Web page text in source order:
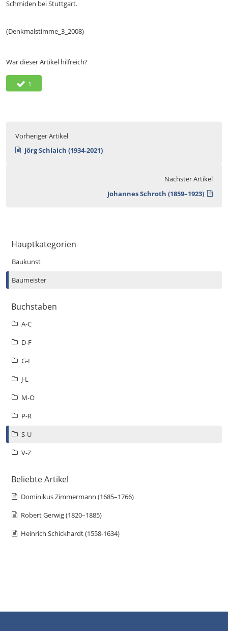
Schmiden bei Stuttgart.
(Denkmalstimme_3_2008)
War dieser Artikel hilfreich?
1
Vorheriger Artikel
Jörg Schlaich (1934-2021)
Nächster Artikel
Johannes Schroth (1859–1923)
Hauptkategorien
Baukunst
Baumeister
Buchstaben
A-C
D-F
G-I
J-L
M-O
P-R
S-U
V-Z
Beliebte Artikel
Dominikus Zimmermann (1685–1766)
Robert Gerwig (1820–1885)
Heinrich Schickhardt (1558-1634)